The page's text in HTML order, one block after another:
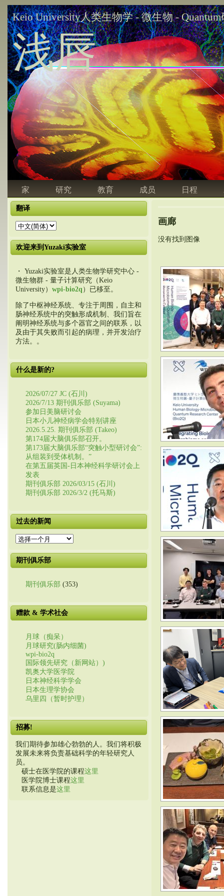
Keio University人类生物学 - 微生物 -
浅唇
家 研究 教育 成员 日程
翻译
欢迎来到Yuzaki实验室
・ Yuzaki实验室是人类生物学研究中心 -
微生物群 - 量子计算研究（Keio
University） wpi-bio2q ）已移至。
除了中枢神经系统、专注于周围，自主和
肠神经系统中的突触形成机制、我们旨在
阐明神经系统与多个器官之间的联系，以
及由于其失败而引起的病理，并开发治疗
方法。。
什么是新的?
2026/07/27 JC (石川)
2026/7/13 期刊俱乐部 (Suyama)
参加日美脑研讨会
日本小儿神经病学会特别讲座
2026.5.25. 期刊俱乐部 (Takeo)
第174届大脑俱乐部召开。
第173届大脑俱乐部“突触小型研讨会”:
从组装到受体机制。”
在第五届英国-日本神经科学研讨会上
发表
期刊俱乐部 2026/03/15 (石川)
期刊俱乐部 2026/3/2 (托马斯)
过去的新闻
过
的
新
期刊俱乐部
期刊俱乐部 (353)
赠款 & 学术社会
月球（痴呆）
月球研究(肠内细菌)
wpi-bio2q
国际领先研究（新网站）)
凯奥大学医学院
日本神经科学学会
日本生理学协会
乌里四（暂时护理）
招募!
我们期待参加雄心勃勃的人。我们将积极
发展未来将负责基础科学的年轻研究人
员。
硕士在医学院的课程这里
医学院博士课程这里
联系信息是这里
画廊
没有找到图像